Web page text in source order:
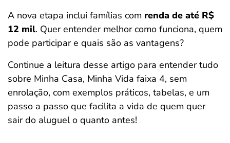
A nova etapa inclui famílias com renda de até R$
12 mil. Quer entender melhor como funciona, quem
pode participar e quais são as vantagens?
Continue a leitura desse artigo para entender tudo
sobre Minha Casa, Minha Vida faixa 4, sem
enrolação, com exemplos práticos, tabelas, e um
passo a passo que facilita a vida de quem quer
sair do aluguel o quanto antes!